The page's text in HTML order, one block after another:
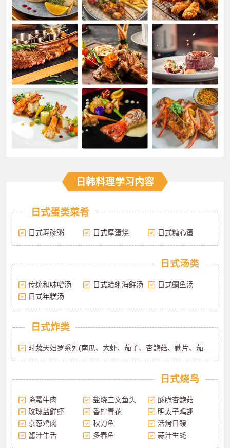
日韩料理学习内容
日式蛋类菜肴
日式寿碗粥 日式厚蛋烧 日式糖心蛋
日式汤类
传统和味噌汤 日式蛤蜊海鲜汤
日式鲷鱼汤
日式年糕汤
日式炸类
时蔬天妇罗系列(南瓜、大虾、茄子、杏鲍菇、藕片、茄子)
日式烧鸟
降霜牛肉 盐烧三文鱼头
酥脆杏鲍菇
玫瑰盐鲜虾
香柠青花
明太子鸡翅
京葱鸡肉
秋刀鱼
活烤日鳗
酱汁牛舌
多春鱼 蒜汁生蚝